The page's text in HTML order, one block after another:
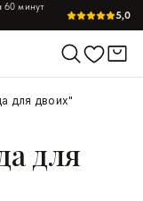
60 минут
5,0
для двоих"
для